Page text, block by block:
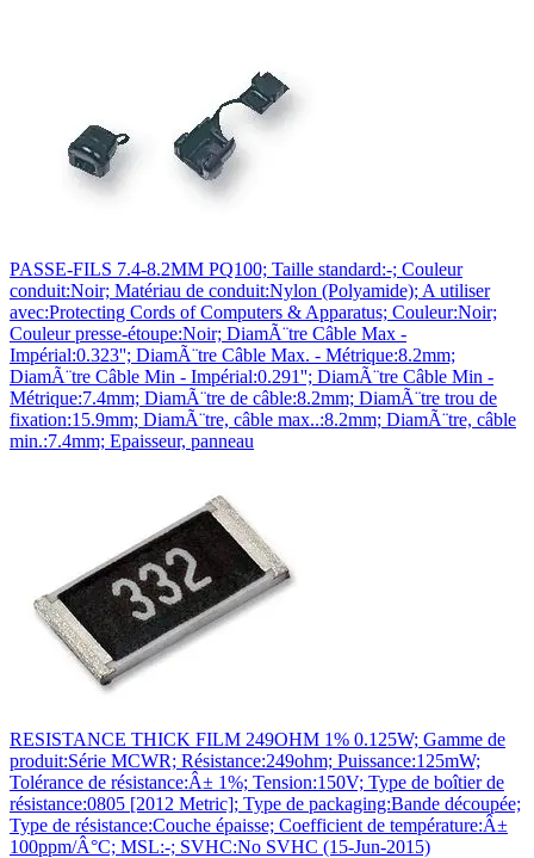
PASSE-FILS 7.4-8.2MM PQ100; Taille standard:-; Couleur
conduit:Noir; Matériau de conduit:Nylon (Polyamide); A utiliser
avec:Protecting Cords of Computers & Apparatus; Couleur:Noir;
Couleur presse-étoupe:Noir; DiamÃ¨tre Câble Max -
Impérial:0.323''; DiamÃ¨tre Câble Max. - Métrique:8.2mm;
DiamÃ¨tre Câble Min - Impérial:0.291''; DiamÃ¨tre Câble Min -
Métrique:7.4mm; DiamÃ¨tre de câble:8.2mm; DiamÃ¨tre trou de
fixation:15.9mm; DiamÃ¨tre, câble max..:8.2mm; DiamÃ¨tre, câble
min.:7.4mm; Epaisseur, panneau
RESISTANCE THICK FILM 249OHM 1% 0.125W; Gamme de
produit:Série MCWR; Résistance:249ohm; Puissance:125mW;
Tolérance de résistance:Â± 1%; Tension:150V; Type de boîtier de
résistance:0805 [2012 Metric]; Type de packaging:Bande découpée;
Type de résistance:Couche épaisse; Coefficient de température:Â±
100ppm/Â°C; MSL:-; SVHC:No SVHC (15-Jun-2015)